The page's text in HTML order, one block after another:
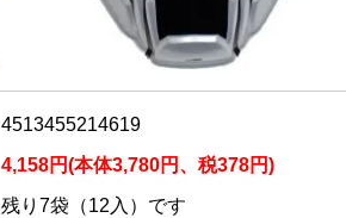
4513455214619
4,158円(本体3,780円、税378円)
残り7袋（12入）です